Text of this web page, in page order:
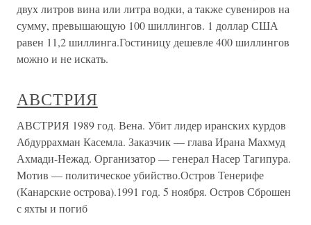
двух литров вина или литра водки, а также сувениров на
сумму, превышающую 100 шиллингов. 1 доллар США
равен 11,2 шиллинга.Гостиницу дешевле 400 шиллингов
можно и не искать.
АВСТРИЯ
АВСТРИЯ 1989 год. Вена. Убит лидер иранских курдов
Абдуррахман Касемла. Заказчик — глава Ирана Махмуд
Ахмади-Нежад. Организатор — генерал Насер Тагипура.
Мотив — политическое убийство.Остров Тенерифе
(Канарские острова).1991 год. 5 ноября. Остров Сброшен
с яхты и погиб